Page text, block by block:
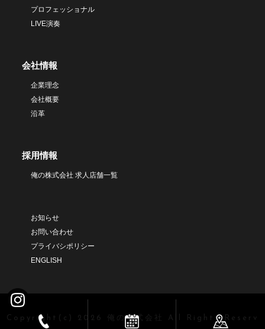
プロフェッショナル
LIVE演奏
会社情報
企業理念
会社概要
沿革
採用情報
俺の株式会社 求人店舗一覧
お知らせ
お問い合わせ
プライバシポリシー
ENGLISH
Copyright(c) 2026 俺の株式会社 All Rights Reserv